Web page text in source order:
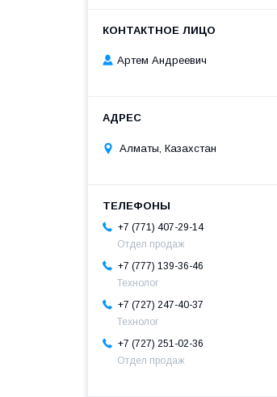
Артем Андреевич
Алматы, Казахстан
+7 (771) 407-29-14
Отдел продаж
+7 (777) 139-36-46
Технолог
+7 (727) 247-40-37
Технолог
+7 (727) 251-02-36
Отдел продаж